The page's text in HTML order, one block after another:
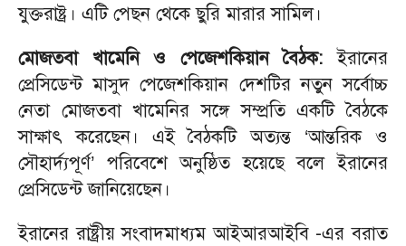
যুক্তরাষ্ট্র। এটি পেছন থেকে ছুরি মারার সামিল।
মোজতবা খামেনি ও পেজেশকিয়ান বৈঠক:ইরানের
প্রেসিডেন্ট মাসুদ পেজেশকিয়ান দেশটির নতুন সর্বোচ্চ
নেতা মোজতবা খামেনির সঙ্গে সম্প্রতি একটি বৈঠকে
সাক্ষাৎ করেছেন। এই বৈঠকটি অত্যন্ত ‘আন্তরিক ও
সৌহার্দ্যপূর্ণ’ পরিবেশে অনুষ্ঠিত হয়েছে বলে ইরানের
প্রেসিডেন্ট জানিয়েছেন।
ইরানের রাষ্ট্রীয় সংবাদমাধ্যম আইআরআইবি -এর বরাত